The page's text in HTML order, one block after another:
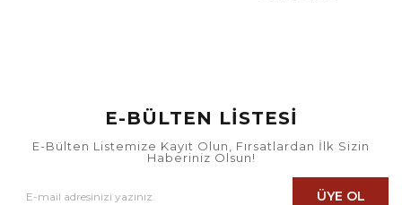
E-BÜLTEN LİSTESİ
E-Bülten Listemize Kayıt Olun, Fırsatlardan İlk Sizin
Haberiniz Olsun!
ÜYE OL